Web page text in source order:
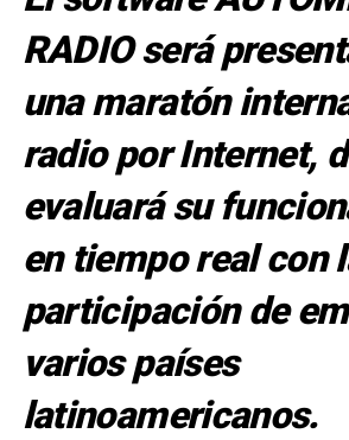
RADIO será
una maratón
radio por Internet,
evaluará su
en tiempo real con
participación de
varios países
latinoamericanos.